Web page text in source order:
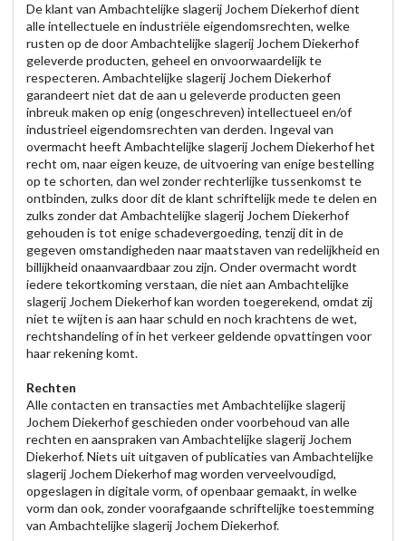
De klant van Ambachtelijke slagerij Jochem Diekerhof dient
alle intellectuele en industriële eigendomsrechten, welke
rusten op de door Ambachtelijke slagerij Jochem Diekerhof
geleverde producten, geheel en onvoorwaardelijk te
respecteren. Ambachtelijke slagerij Jochem Diekerhof
garandeert niet dat de aan u geleverde producten geen
inbreuk maken op enig (ongeschreven) intellectueel en/of
industrieel eigendomsrechten van derden. Ingeval van
overmacht heeft Ambachtelijke slagerij Jochem Diekerhof het
recht om, naar eigen keuze, de uitvoering van enige bestelling
op te schorten, dan wel zonder rechterlijke tussenkomst te
ontbinden, zulks door dit de klant schriftelijk mede te delen en
zulks zonder dat Ambachtelijke slagerij Jochem Diekerhof
gehouden is tot enige schadevergoeding, tenzij dit in de
gegeven omstandigheden naar maatstaven van redelijkheid en
billijkheid onaanvaardbaar zou zijn. Onder overmacht wordt
iedere tekortkoming verstaan, die niet aan Ambachtelijke
slagerij Jochem Diekerhof kan worden toegerekend, omdat zij
niet te wijten is aan haar schuld en noch krachtens de wet,
rechtshandeling of in het verkeer geldende opvattingen voor
haar rekening komt.
Rechten
Alle contacten en transacties met Ambachtelijke slagerij
Jochem Diekerhof geschieden onder voorbehoud van alle
rechten en aanspraken van Ambachtelijke slagerij Jochem
Diekerhof. Niets uit uitgaven of publicaties van Ambachtelijke
slagerij Jochem Diekerhof mag worden verveelvoudigd,
opgeslagen in digitale vorm, of openbaar gemaakt, in welke
vorm dan ook, zonder voorafgaande schriftelijke toestemming
van Ambachtelijke slagerij Jochem Diekerhof.